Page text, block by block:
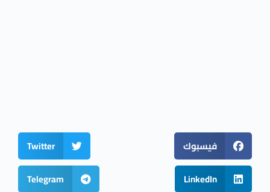
فيسبوك
Twitter
LinkedIn
Telegram